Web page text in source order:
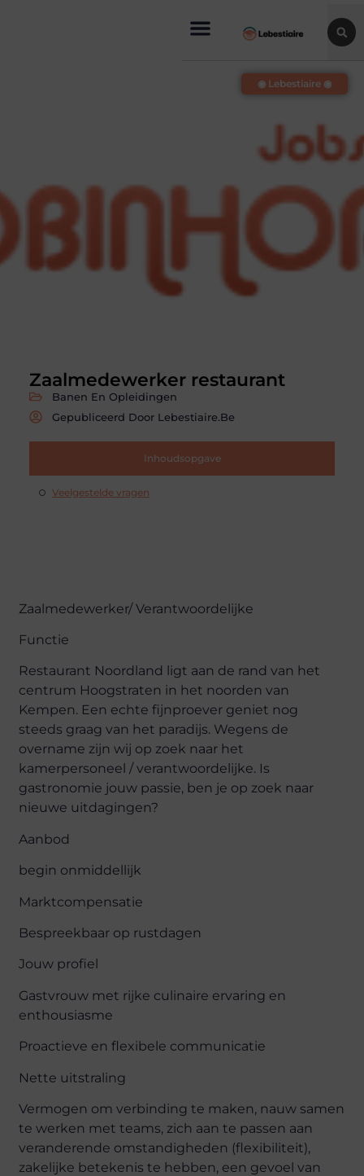
Zaalmedewerker restaurant
Banen En Opleidingen
Gepubliceerd Door Lebestiaire.be
Inhoudsopgave
Veelgestelde vragen
◉ Lebestiaire ◉
Zaalmedewerker/ Verantwoordelijke
Functie
Restaurant Noordland ligt aan de rand van het
centrum Hoogstraten in het noorden van
Kempen. Een echte fijnproever geniet nog
steeds graag van het paradijs. Wegens de
overname zijn wij op zoek naar het
kamerpersoneel / verantwoordelijke. Is
gastronomie jouw passie, ben je op zoek naar
nieuwe uitdagingen?
Aanbod
begin onmiddellijk
Marktcompensatie
Bespreekbaar op rustdagen
Jouw profiel
Gastvrouw met rijke culinaire ervaring en
enthousiasme
Proactieve en flexibele communicatie
Nette uitstraling
Vermogen om verbinding te maken, nauw samen
te werken met teams, zich aan te passen aan
veranderende omstandigheden (flexibiliteit),
zakelijke betekenis te hebben, een gevoel van